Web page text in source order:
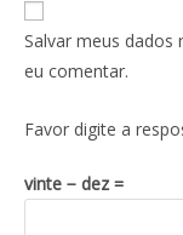
Salvar meus dados
eu comentar.
Favor digite a
vinte − dez =